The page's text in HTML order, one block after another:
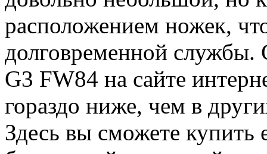
расположением ножек,
долговременной службы.
G3 FW84 на сайте
гораздо ниже, чем в
Здесь вы сможете купить